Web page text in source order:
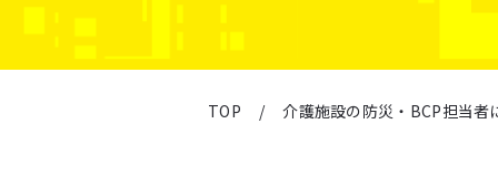
TOP / 介護施設の防災・BCP担当者